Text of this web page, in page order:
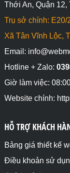
Thới An, Quận 12,
Trụ sở chính:
Xã Tân Vĩnh Lộc,
Email:
Hotline + Zalo:
Giờ làm việc:
Website chính:
HỖ TRỢ KHÁCH
Bảng giá thiết kế
Điều khoản sử